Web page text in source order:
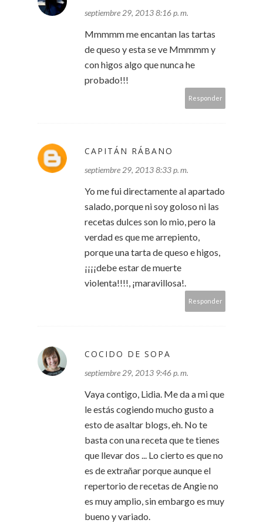
septiembre 29, 2013 8:16 p. m.
Mmmmm me encantan las tartas
de queso y esta se ve Mmmmm y
con higos algo que nunca he
probado!!!
Responder
CAPITÁN RÁBANO
septiembre 29, 2013 8:33 p. m.
Yo me fui directamente al apartado
salado, porque ni soy goloso ni las
recetas dulces son lo mio, pero la
verdad es que me arrepiento,
porque una tarta de queso e higos,
¡¡¡¡debe estar de muerte
violenta!!!!, ¡maravillosa!.
Responder
COCIDO DE SOPA
septiembre 29, 2013 9:46 p. m.
Vaya contigo, Lidia. Me da a mi que
le estás cogiendo mucho gusto a
esto de asaltar blogs, eh. No te
basta con una receta que te tienes
que llevar dos ... Lo cierto es que no
es de extrañar porque aunque el
repertorio de recetas de Angie no
es muy amplio, sin embargo es muy
bueno y variado.